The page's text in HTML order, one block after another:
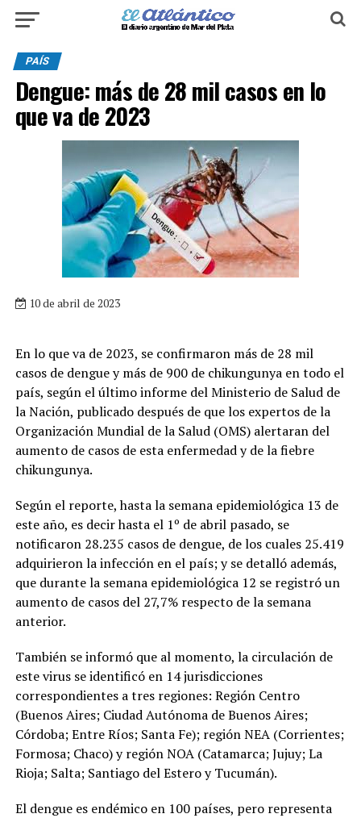
PAÍS
Dengue: más de 28 mil casos en lo
que va de 2023
10 de abril de 2023
En lo que va de 2023, se confirmaron más de 28 mil
casos de dengue y más de 900 de chikungunya en todo el
país, según el último informe del Ministerio de Salud de
la Nación, publicado después de que los expertos de la
Organización Mundial de la Salud (OMS) alertaran del
aumento de casos de esta enfermedad y de la fiebre
chikungunya.
Según el reporte, hasta la semana epidemiológica 13 de
este año, es decir hasta el 1º de abril pasado, se
notificaron 28.235 casos de dengue, de los cuales 25.419
adquirieron la infección en el país; y se detalló además,
que durante la semana epidemiológica 12 se registró un
aumento de casos del 27,7% respecto de la semana
anterior.
También se informó que al momento, la circulación de
este virus se identificó en 14 jurisdicciones
correspondientes a tres regiones: Región Centro
(Buenos Aires; Ciudad Autónoma de Buenos Aires;
Córdoba; Entre Ríos; Santa Fe); región NEA (Corrientes;
Formosa; Chaco) y región NOA (Catamarca; Jujuy; La
Rioja; Salta; Santiago del Estero y Tucumán).
El dengue es endémico en 100 países, pero representa